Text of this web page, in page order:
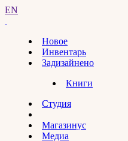
EN
Новое
Инвентарь
Задизайнено
Книги
Студия
Магазинус
Медиа